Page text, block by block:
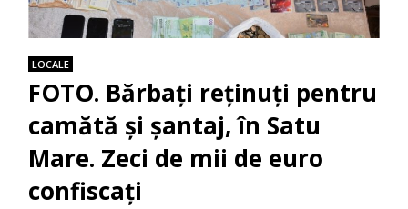
LOCALE
FOTO. Bărbați reținuți pentru
camătă și șantaj, în Satu
Mare. Zeci de mii de euro
confiscați